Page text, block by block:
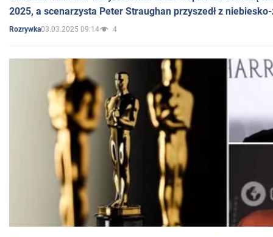
2025, a scenarzysta Peter Straughan przyszedł z
Rozrywka03.03.2025 09:14 4